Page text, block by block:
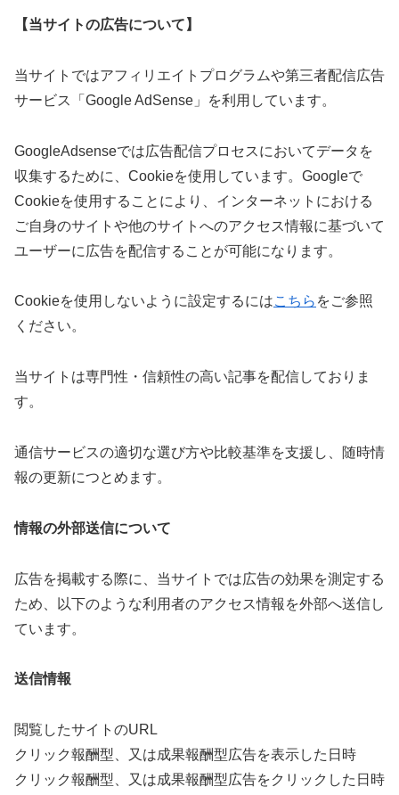
【当サイトの広告について】
当サイトではアフィリエイトプログラムや第三者配信広告
サービス「Google AdSense」を利用しています。
GoogleAdsenseでは広告配信プロセスにおいてデータを
収集するために、Cookieを使用しています。Googleで
Cookieを使用することにより、インターネットにおける
ご自身のサイトや他のサイトへのアクセス情報に基づいて
ユーザーに広告を配信することが可能になります。
Cookieを使用しないように設定するにはこちら をご参照
ください。
当サイトは専門性・信頼性の高い記事を配信しておりま
す。
通信サービスの適切な選び方や比較基準を支援し、随時情
報の更新につとめます。
情報の外部送信について
広告を掲載する際に、当サイトでは広告の効果を測定する
ため、以下のような利用者のアクセス情報を外部へ送信し
ています。
送信情報
閲覧したサイトのURL
クリック報酬型、又は成果報酬型広告を表示した日時
クリック報酬型、又は成果報酬型広告をクリックした日時